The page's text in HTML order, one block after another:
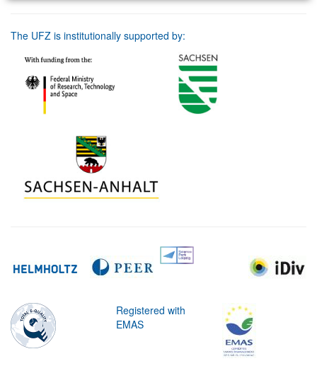
The UFZ is institutionally supported by:
Registered with
EMAS